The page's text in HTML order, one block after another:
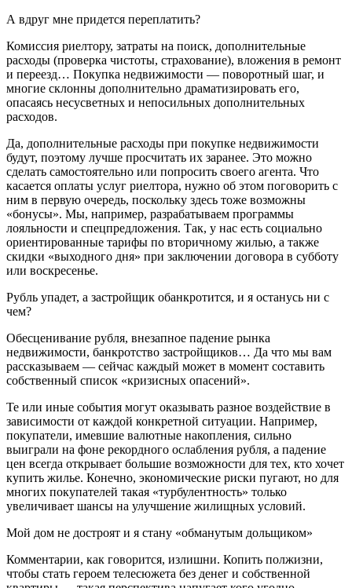
А вдруг мне придется переплатить?
Комиссия риелтору, затраты на поиск, дополнительные
расходы (проверка чистоты, страхование), вложения в ремонт
и переезд… Покупка недвижимости — поворотный шаг, и
многие склонны дополнительно драматизировать его,
опасаясь несусветных и непосильных дополнительных
расходов.
Да, дополнительные расходы при покупке недвижимости
будут, поэтому лучше просчитать их заранее. Это можно
сделать самостоятельно или попросить своего агента. Что
касается оплаты услуг риелтора, нужно об этом поговорить с
ним в первую очередь, поскольку здесь тоже возможны
«бонусы». Мы, например, разрабатываем программы
лояльности и спецпредложения. Так, у нас есть социально
ориентированные тарифы по вторичному жилью, а также
скидки «выходного дня» при заключении договора в субботу
или воскресенье.
Рубль упадет, а застройщик обанкротится, и я останусь ни с
чем?
Обесценивание рубля, внезапное падение рынка
недвижимости, банкротство застройщиков… Да что мы вам
рассказываем — сейчас каждый может в момент составить
собственный список «кризисных опасений».
Те или иные события могут оказывать разное воздействие в
зависимости от каждой конкретной ситуации. Например,
покупатели, имевшие валютные накопления, сильно
выиграли на фоне рекордного ослабления рубля, а падение
цен всегда открывает большие возможности для тех, кто хочет
купить жилье. Конечно, экономические риски пугают, но для
многих покупателей такая «турбулентность» только
увеличивает шансы на улучшение жилищных условий.
Мой дом не достроят и я стану «обманутым дольщиком»
Комментарии, как говорится, излишни. Копить полжизни,
чтобы стать героем телесюжета без денег и собственной